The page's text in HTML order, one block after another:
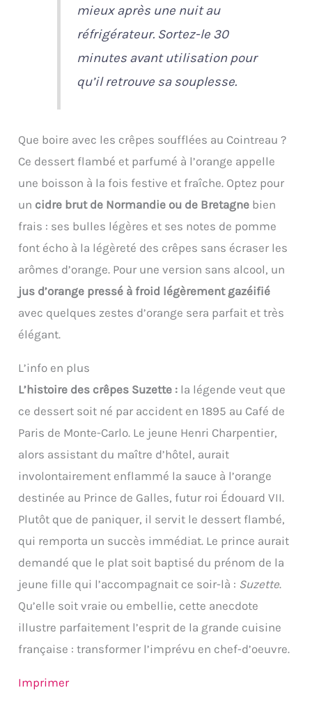
mieux après une nuit au
réfrigérateur. Sortez-le 30
minutes avant utilisation pour
qu’il retrouve sa souplesse.
Que boire avec les crêpes soufflées au Cointreau ?
Ce dessert flambé et parfumé à l’orange appelle
une boisson à la fois festive et fraîche. Optez pour
un cidre brut de Normandie ou de Bretagne bien
frais : ses bulles légères et ses notes de pomme
font écho à la légèreté des crêpes sans écraser les
arômes d’orange. Pour une version sans alcool, un
jus d’orange pressé à froid légèrement gazéifié
avec quelques zestes d’orange sera parfait et très
élégant.
L’info en plus
L’histoire des crêpes Suzette : la légende veut que
ce dessert soit né par accident en 1895 au Café de
Paris de Monte-Carlo. Le jeune Henri Charpentier,
alors assistant du maître d’hôtel, aurait
involontairement enflammé la sauce à l’orange
destinée au Prince de Galles, futur roi Édouard VII.
Plutôt que de paniquer, il servit le dessert flambé,
qui remporta un succès immédiat. Le prince aurait
demandé que le plat soit baptisé du prénom de la
jeune fille qui l’accompagnait ce soir-là : Suzette.
Qu’elle soit vraie ou embellie, cette anecdote
illustre parfaitement l’esprit de la grande cuisine
française : transformer l’imprévu en chef-d’oeuvre.
Imprimer